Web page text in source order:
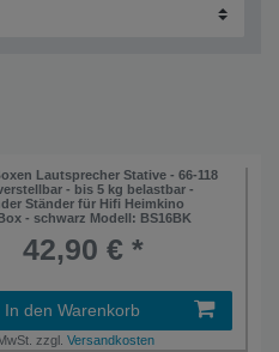
Lautsprecher Stative - 66-118
- bis 5 kg belastbar -
Ständer für Hifi Heimkino
- schwarz Modell: BS16BK
42,90 € *
In den Warenkorb
zzgl.Versandkosten